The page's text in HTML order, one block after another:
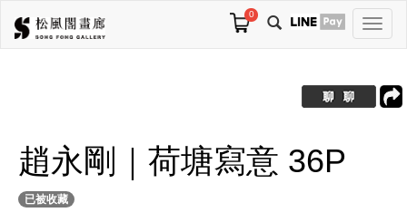
切
換
航
0
趙永剛｜荷塘寫意 36P
已被收藏